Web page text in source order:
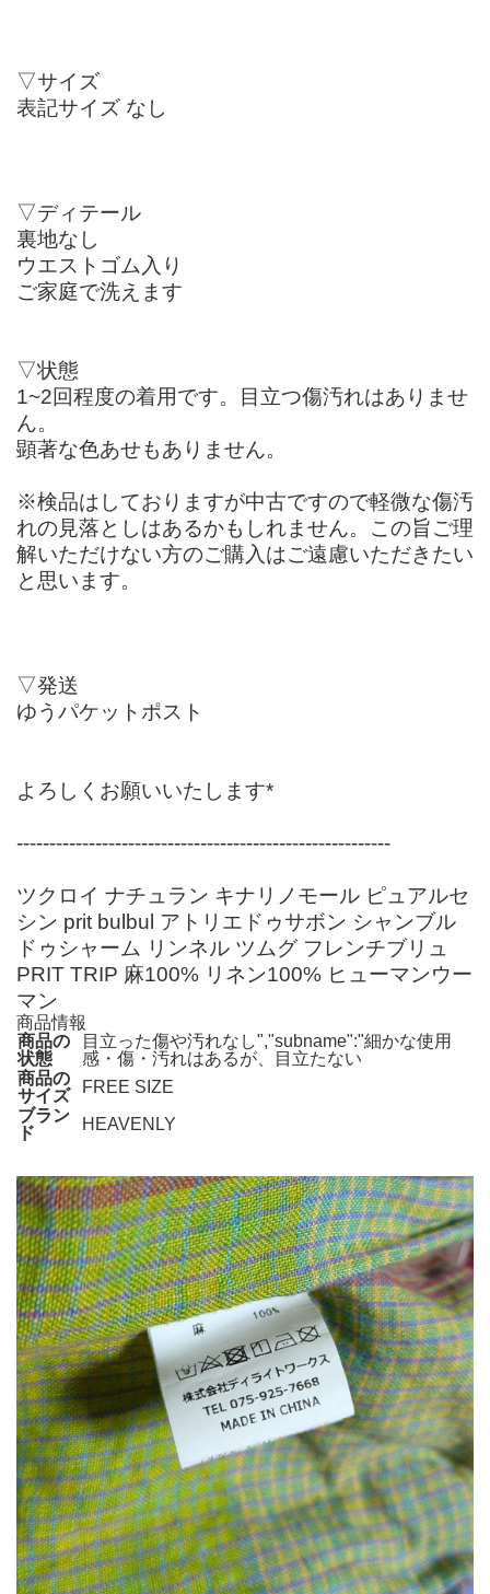
▽サイズ
表記サイズ なし
▽ディテール
裏地なし
ウエストゴム入り
ご家庭で洗えます
▽状態
1~2回程度の着用です。目立つ傷汚れはありませ
ん。
顕著な色あせもありません。
※検品はしておりますが中古ですので軽微な傷汚
れの見落としはあるかもしれません。この旨ご理
解いただけない方のご購入はご遠慮いただきたい
と思います。
▽発送
ゆうパケットポスト
よろしくお願いいたします*
---------------------------------------------------------
ツクロイ ナチュラン キナリノモール ピュアルセ
シン prit bulbul アトリエドゥサボン シャンブル
ドゥシャーム リンネル ツムグ フレンチブリュ
PRIT TRIP 麻100% リネン100% ヒューマンウー
マン
商品情報
商品の
状態
目立った傷や汚れなし","subname":"細かな使用
感・傷・汚れはあるが、目立たない
商品の
サイズ
FREE SIZE
ブラン
ド
HEAVENLY